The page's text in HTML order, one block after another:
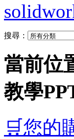
搜尋：
當前位
教學
🛒您的